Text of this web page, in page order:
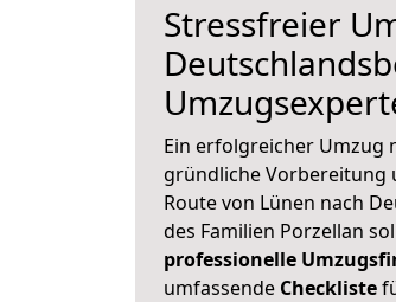
Stressfreier
Ein erfolgreicher Umzug
gründliche Vorbereitung
Route von Lünen nach
des Familien Porzellan
professionelle
umfassende Checkliste